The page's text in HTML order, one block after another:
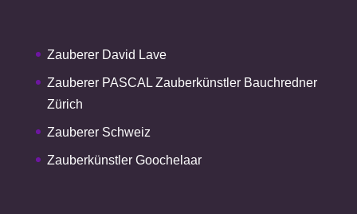
Zauberer David Lave
Zauberer PASCAL Zauberkünstler Bauchredner
Zürich
Zauberer Schweiz
Zauberkünstler Goochelaar